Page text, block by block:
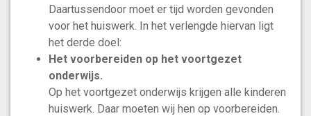
Daartussendoor moet er tijd worden gevonden
voor het huiswerk. In het verlengde hiervan ligt
het derde doel:
Het voorbereiden op het voortgezet
onderwijs.
Op het voortgezet onderwijs krijgen alle kinderen
huiswerk. Daar moeten wij hen op voorbereiden.